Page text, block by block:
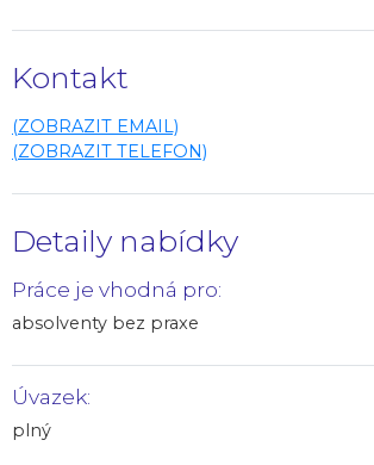
Kontakt
(ZOBRAZIT EMAIL)
(ZOBRAZIT TELEFON)
Detaily nabídky
Práce je vhodná pro:
absolventy bez praxe
Úvazek:
plný